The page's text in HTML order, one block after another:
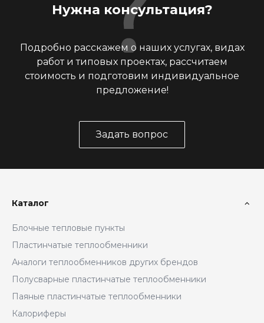
Нужна консультация?
Подробно расскажем о наших услугах, видах
работ и типовых проектах, рассчитаем
стоимость и подготовим индивидуальное
предложение!
Задать вопрос
Каталог
Блочные тепловые пункты
Пластинчатые теплообменники
Аналоги теплообменников других брендов
Полусварные пластинчатые теплообменники
Паяные пластинчатые теплообменники
Калориферы